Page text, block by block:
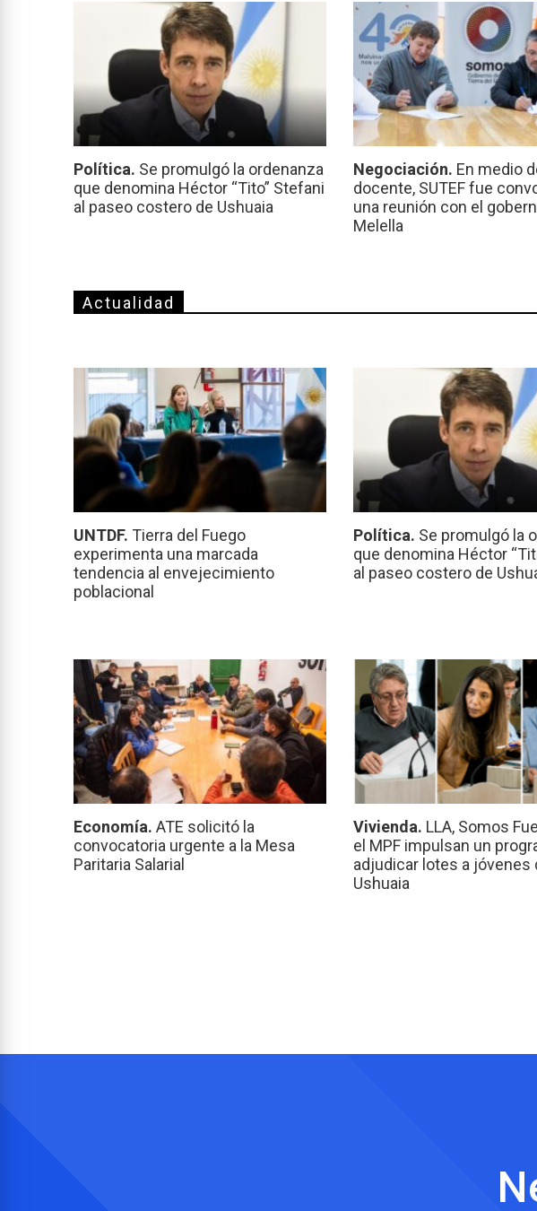
Política. Se promulgó la ordenanza
que denomina Héctor “Tito” Stefani
al paseo costero de Ushuaia
Negociación. En medio
docente, SUTEF fue
una reunión con el
Melella
Actualidad
UNTDF. Tierra del Fuego
experimenta una marcada
tendencia al envejecimiento
poblacional
Política. Se promulgó la
que denomina Héctor
al paseo costero de
Economía. ATE solicitó la
convocatoria urgente a la Mesa
Paritaria Salarial
Vivienda. LLA, Somos
el MPF impulsan un
adjudicar lotes a jóvenes
Ushuaia